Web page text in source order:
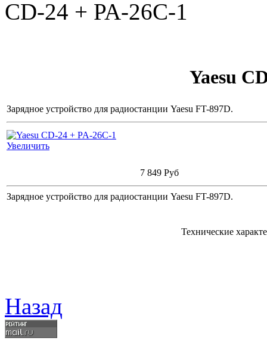
CD-24 + PA-26C-1
Yaesu
Зарядное устройство для радиостанции Yaesu FT-897D.
Увеличить
7 849 Руб
Зарядное устройство для радиостанции Yaesu FT-897D.
Технические
Назад